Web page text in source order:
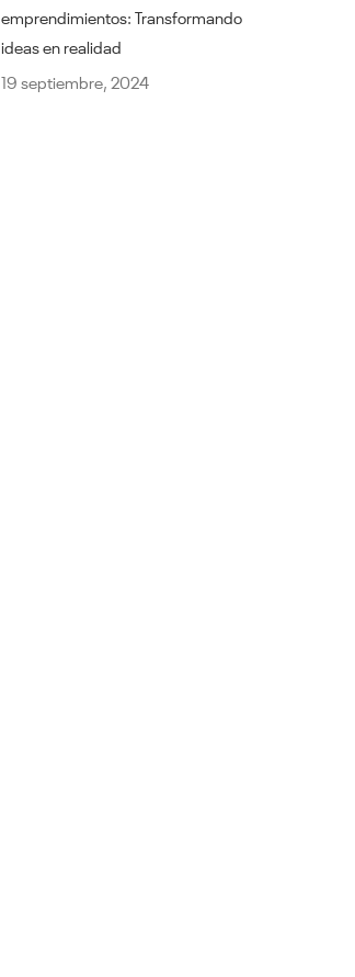
emprendimientos: Transformando
ideas en realidad
19 septiembre, 2024